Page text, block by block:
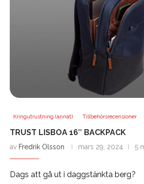
Kringutrustning (annat) Tillbehörsrecensioner
TRUST LISBOA 16″ BACKPACK
av Fredrik Olsson mars 29, 2024 5
Dags att gå ut i daggstänkta berg?